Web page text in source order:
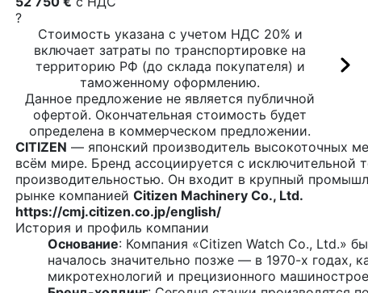
?
Стоимость указана с учетом НДС 20% и
включает затраты по транспортировке на
территорию РФ (до склада покупателя) и
таможенному оформлению.
Данное предложение не является публичной
офертой. Окончательная стоимость будет
определена в коммерческом предложении.
CITIZEN — японский производитель высокоточных
всём мире. Бренд ассоциируется с исключительной
производительностью. Он входит в крупный
рынке компанией Citizen Machinery Co., Ltd.
https://cmj.citizen.co.jp/english/
История и профиль компании
Основание: Компания «Citizen Watch Co., Ltd.»
началось значительно позже — в 1970-х годах,
микротехнологий и прецизионного